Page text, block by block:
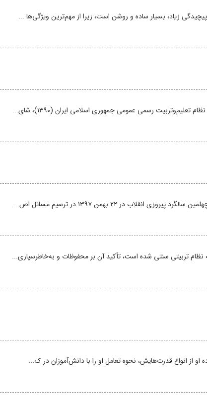
زیاد، بسیار ساده و روشن است، زیرا از مهم‌ترین ویژگی‌ها ...
تعلیم‌وتربیت رسمی عمومی جمهوری اسلامی ایران (۱۳۹۰)، شای...
انقلاب در ۲۲ بهمن ۱۳۹۷ در ترسیم مسائل اص...
نظام تربیتی سنتی شده است، تأکید آن بر محفوظات و به‌خاطرسپاری...
او از انواع قدرت‌هایش، نحوه تعامل او را با دانش‌آموزان در ک...